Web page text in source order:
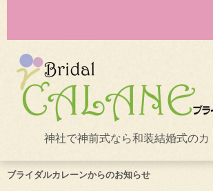
神社で神前式なら和装結婚式のカ
ブライダルカレーンからのお知らせ